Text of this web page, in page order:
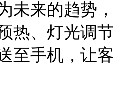
未来的趋势
热、灯光调
至手机，让